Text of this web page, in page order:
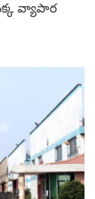
వ్యాపార